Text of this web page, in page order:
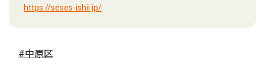
https://seses-ishii.jp/
#中原区